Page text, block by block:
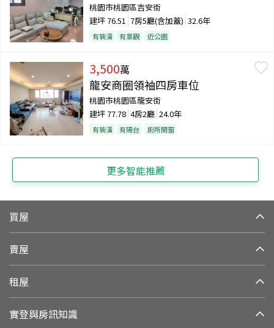
桃園市桃園區吉安街
建坪76.51 7房5廳(含加蓋) 32.6年
有裝潢 有景觀 近公園
3,500萬
龍安商圈領袖四房車位
桃園市桃園區龍安街
建坪77.78 4房2廳 24.0年
有裝潢 有陽台 廁所開窗
更多智能推薦
買屋
賣屋
租屋
實登與房訊知識